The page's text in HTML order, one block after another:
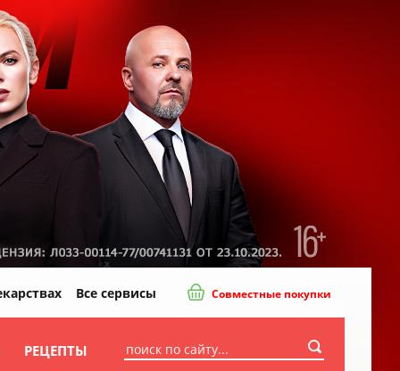
РЕЦЕПТЫ
Все сервисы Совместные покупки